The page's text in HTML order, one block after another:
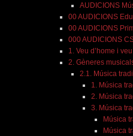
AUDICIONS
00 AUDICIONS
00 AUDICIONS
000 AUDICIONS
1. Veu d’home i
2. Gèneres
2.1. Música
1. Música
2. Música
3. Música
Música
Música